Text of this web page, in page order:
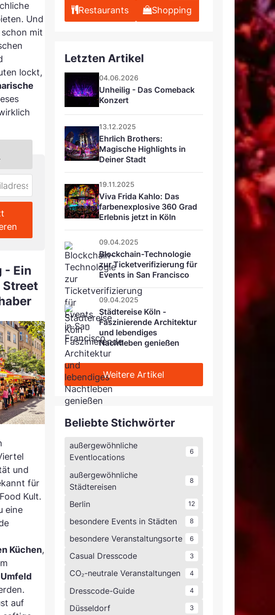
Und
mit
lockt,
- Ein
und
für
Kult.
eine
Küchen,
auf
Restaurants Shopping
Letzten Artikel
04.06.2026
Unheilig - Das Comeback
Konzert
13.12.2025
Ehrlich Brothers:
Magische Highlights in
Deiner Stadt
19.11.2025
Viva Frida Kahlo: Das
farbenexplosive 360 Grad
Erlebnis jetzt in Köln
09.04.2025
Blockchain-Technologie
zur Ticketverifizierung für
Events in San Francisco
09.04.2025
Städtereise Köln -
Faszinierende Architektur
und lebendiges
Nachtleben genießen
Weitere Artikel
Beliebte Stichwörter
außergewöhnliche
Eventlocations
6
außergewöhnliche
Städtereisen
8
Berlin 12
besondere Events in Städten 8
besondere Veranstaltungsorte 6
Casual Dresscode 3
CO₂-neutrale Veranstaltungen 4
Dresscode-Guide 4
Düsseldorf 3